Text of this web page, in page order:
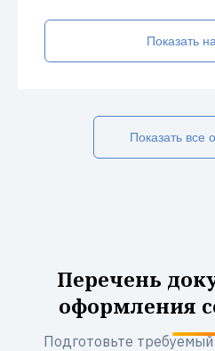
Показать
Показать все
Перечень
оформления
Подготовьте